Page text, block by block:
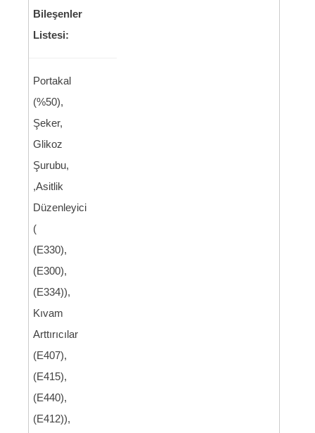
Bileşenler
Listesi:
Portakal
(%50),
Şeker,
Glikoz
Şurubu,
,Asitlik
Düzenleyici
(
(E330),
(E300),
(E334)),
Kıvam
Arttırıcılar
(E407),
(E415),
(E440),
(E412)),